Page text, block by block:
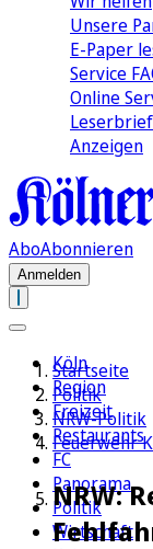
Unsere
E-Paper
Service
Online
Anzeigen
AboAbonnieren
Anmelden
Köln
Region
Freizeit
Restaurants
FC
Panorama
Politik
Wirtschaft
Startseite
Politik
NRW-Politik
Feuerwehr
NRW: